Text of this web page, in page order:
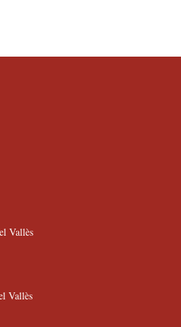
Vallès
Vallès